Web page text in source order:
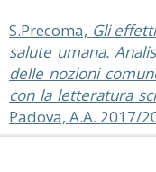
S.Precoma, Gli
salute umana.
delle nozioni
con la letteratura
Padova, A.A. 2017/